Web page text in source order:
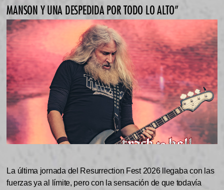
MANSON Y UNA DESPEDIDA POR TODO LO ALTO”
La última jornada del Resurrection Fest 2026 llegaba con las
fuerzas ya al límite, pero con la sensación de que todavía